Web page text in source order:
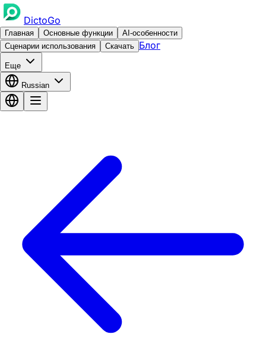
DictoGo
Главная Основные функции
AI-особенности
Сценарии использования
Скачать Блог
Еще
Russian